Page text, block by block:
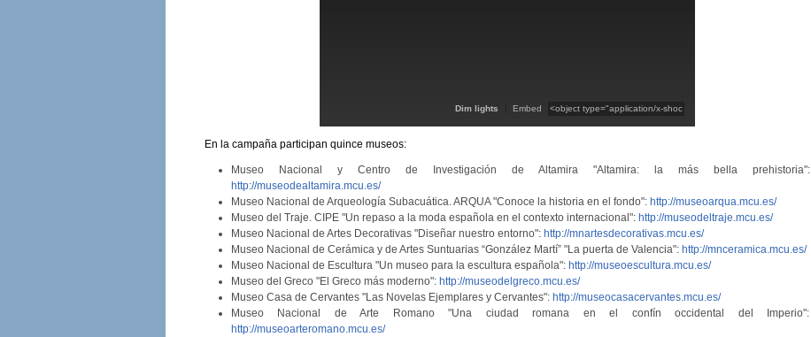
Dim lights Embed
En la campaña participan quince museos:
Museo Nacional y Centro de Investigación de Altamira "Altamira: la más bella prehistoria":
http://museodealtamira.mcu.es/
Museo Nacional de Arqueología Subacuática. ARQUA "Conoce la historia en el fondo": http://museoarqua.mcu.es/
Museo del Traje. CIPE "Un repaso a la moda española en el contexto internacional": http://museodeltraje.mcu.es/
Museo Nacional de Artes Decorativas "Diseñar nuestro entorno": http://mnartesdecorativas.mcu.es/
Museo Nacional de Cerámica y de Artes Suntuarias “González Martí” "La puerta de Valencia": http://mnceramica.mcu.es/
Museo Nacional de Escultura "Un museo para la escultura española": http://museoescultura.mcu.es/
Museo del Greco "El Greco más moderno": http://museodelgreco.mcu.es/
Museo Casa de Cervantes "Las Novelas Ejemplares y Cervantes": http://museocasacervantes.mcu.es/
Museo Nacional de Arte Romano "Una ciudad romana en el confín occidental del Imperio":
http://museoarteromano.mcu.es/